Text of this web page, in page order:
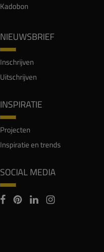
Kadobon
NIEUWSBRIEF
Inschrijven
Uitschrijven
INSPIRATIE
Projecten
Inspiratie en trends
SOCIAL MEDIA